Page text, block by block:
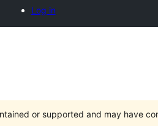
Log in
or supported and may have